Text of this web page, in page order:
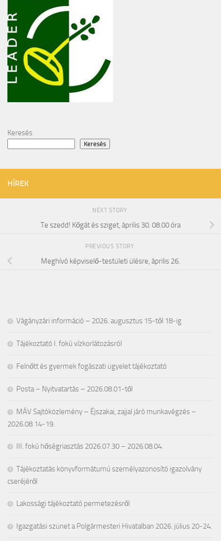
Keresés
Keresés
HÍREK
NEXT STORY
Te szedd! Kőgát és sziget, április 30. 08.00 óra
PREVIOUS STORY
Meghívó képviselő-testületi ülésre, április 26.
Vágányzári információ – 2026. augusztus 15-től 18-ig
Tájékoztató I. fokú vízkorlátozásról
Felnőtt és gyermek fogászati ügyelet tájékoztató
Posta – Nyitvatartás – 2026.08.01-től
MÁV Sajtóközlemény – Éjszakai, zajjal járó munkavégzés –
2026.08.14-19.
III. fokú hőségriasztás 2026.07.30 – 2026.08.04.
Tájékoztatás könyvformátumú személyazonosító igazolvány
cseréjéről
Lakossági tájékoztató permetezésről
Igazgatási szünet a Polgármesteri Hivatalban 2026. július 20-24.